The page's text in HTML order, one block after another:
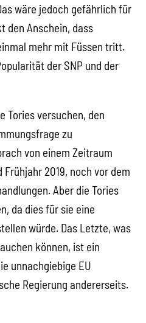
wäre jedoch gefährlich für
den Anschein, dass
mehr mit Füssen tritt.
der SNP und der
Tories versuchen, den
zu
von einem Zeitraum
2019, noch vor dem
Aber die Tories
da dies für sie eine
würde. Das Letzte, was
können, ist ein
unnachgiebige EU
Regierung andererseits.